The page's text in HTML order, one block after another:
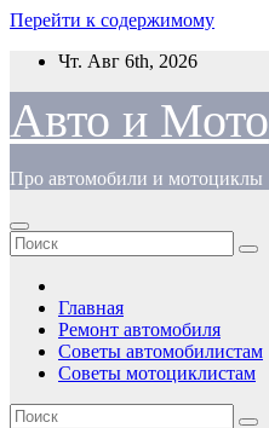
Перейти к содержимому
Чт. Авг 6th, 2026
Авто и Мото
Про автомобили и мотоциклы
Главная
Ремонт автомобиля
Советы автомобилистам
Советы мотоциклистам